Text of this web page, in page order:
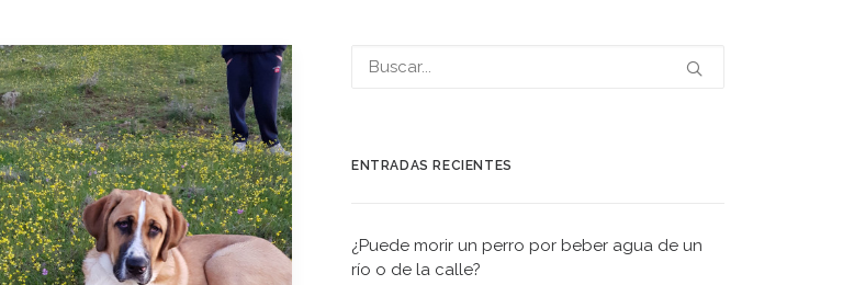
ENTRADAS RECIENTES
¿Puede morir un perro por beber agua de un
río o de la calle?